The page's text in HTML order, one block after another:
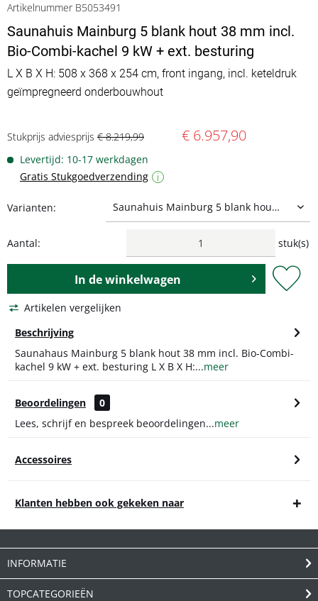
Artikelnummer B5053491
Saunahuis Mainburg 5 blank hout 38 mm incl.
Bio-Combi-kachel 9 kW + ext. besturing
L X B X H: 508 x 368 x 254 cm, front ingang, incl. keteldruk
geïmpregneerd onderbouwhout
Stukprijs adviesprijs € 8.219,99 € 6.957,90
Levertijd: 10-17 werkdagen
Gratis Stukgoedverzending
i
Varianten:
Aantal: stuk(s)
In dewinkelwagen
Artikelen vergelijken
Beschrijving
Saunahaus Mainburg 5 blank hout 38 mm incl. Bio-Combi-
kachel 9 kW + ext. besturing L X B X H:...meer
Beoordelingen
0
Lees, schrijf en bespreek beoordelingen...meer
Accessoires
Klanten hebben ook gekeken naar
INFORMATIE
TOPCATEGORIEËN